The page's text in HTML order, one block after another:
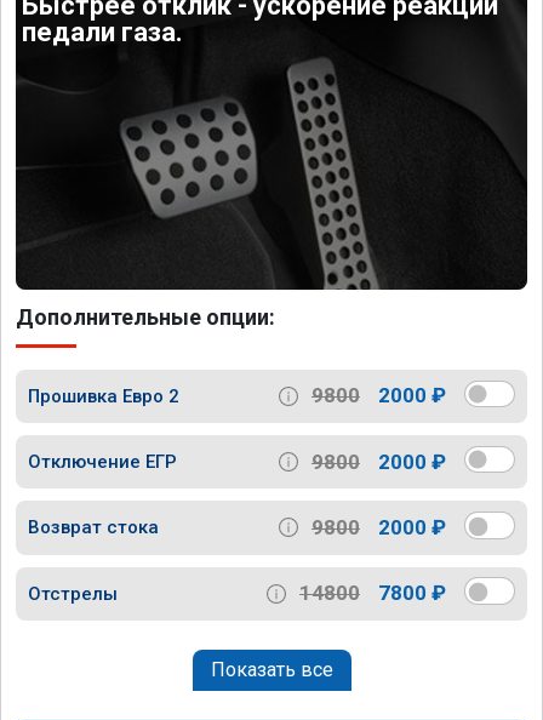
педали газа.
Дополнительные опции:
Прошивка Евро 2 9800 2000 ₽
Отключение ЕГР 9800 2000 ₽
Возврат стока 9800 2000 ₽
Отстрелы 14800 7800 ₽
Показать все